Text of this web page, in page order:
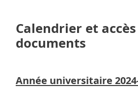
Calendrier et
documents
Année universitaire